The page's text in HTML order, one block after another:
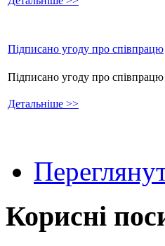
Підписано угоду про співпрацю
Підписано угоду про співпрацю
Детальніше >>
Корисні